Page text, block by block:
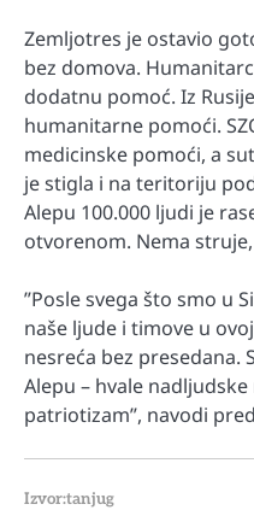
Zemljotres je ostavio
bez domova.
dodatnu pomoć. Iz
humanitarne pomoći.
medicinske pomoći, a
je stigla i na teritoriju
Alepu 100.000 ljudi je
otvorenom. Nema
”Posle svega što smo u
naše ljude i timove u
nesreća bez presedana.
Alepu – hvale
patriotizam”, navodi
Izvor:tanjug